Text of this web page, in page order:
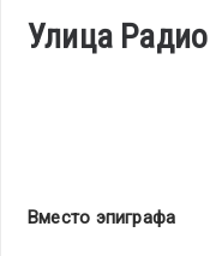
Улица Радио
Вместо эпиграфа